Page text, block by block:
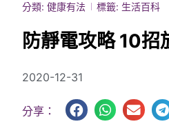
分類: 健康有法 標籤: 生活百科
防靜電攻略 10招
2020-12-31
分享：